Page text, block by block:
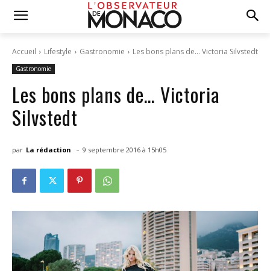
Accueil Lifestyle Gastronomie Les bons plans de… Victoria Silvstedt
Gastronomie
Les bons plans de… Victoria
Silvstedt
par La rédaction - 9 septembre 2016 à 15h05